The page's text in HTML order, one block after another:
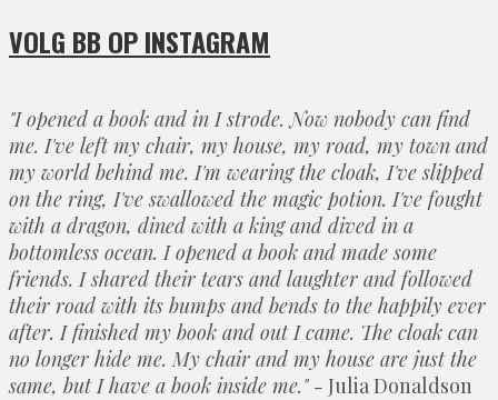
VOLG BB OP INSTAGRAM
"I opened a book and in I strode. Now nobody can find
me. I've left my chair, my house, my road, my town and
my world behind me. I'm wearing the cloak, I've slipped
on the ring, I've swallowed the magic potion. I've fought
with a dragon, dined with a king and dived in a
bottomless ocean. I opened a book and made some
friends. I shared their tears and laughter and followed
their road with its bumps and bends to the happily ever
after. I finished my book and out I came. The cloak can
no longer hide me. My chair and my house are just the
same, but I have a book inside me." - Julia Donaldson